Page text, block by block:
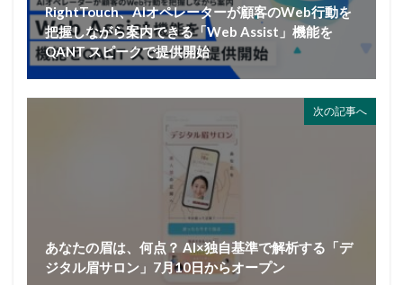
RightTouch、AIオペレーターが顧客のWeb行動を
把握しながら案内できる「Web Assist」機能を
QANT スピークで提供開始
次の記事へ
あなたの眉は、何点？ AI×独自基準で解析する「デ
ジタル眉サロン」7月10日からオープン